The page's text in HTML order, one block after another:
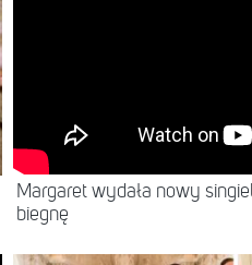
Margaret wydała nowy
biegnę